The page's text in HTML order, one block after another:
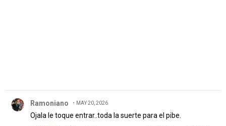
Ramoniano MAY 20, 2026
Ojala le toque entrar..toda la suerte para el pibe.